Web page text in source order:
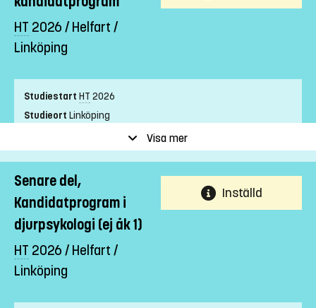
HT 2026 / Helfart /
Linköping
Studiestart HT 2026
Studieort Linköping
NivåGrundnivå
Undervisningsform
Undervisningsspråk
AnmälningskodLIU-50182
Förkunskapskrav
Grundläggande behörighet på grundnivå
Visa mer
Senare del,
Kandidatprogram i
djurpsykologi (ej åk 1)
HT 2026 / Helfart /
Linköping
Inställd